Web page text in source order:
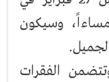
وسيكون
الفقرات